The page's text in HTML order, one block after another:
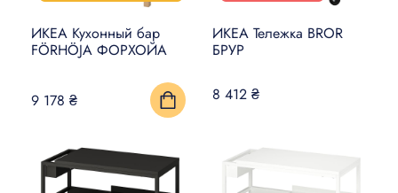
ИКЕА Кухонный бар
FÖRHÖJA ФОРХОЙА
9 178 ₴
ИКЕА Тележка BROR
БРУР
8 412 ₴